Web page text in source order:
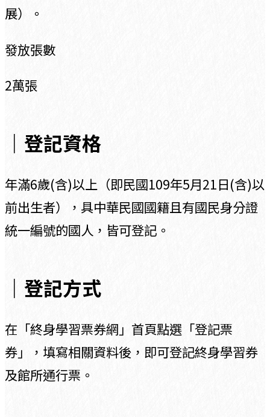
展）。
發放張數
2萬張
｜登記資格
年滿6歲(含)以上（即民國109年5月21日(含)以
前出生者），具中華民國國籍且有國民身分證
統一編號的國人，皆可登記。
｜登記方式
在「終身學習票券網」首頁點選「登記票
券」，填寫相關資料後，即可登記終身學習券
及館所通行票。